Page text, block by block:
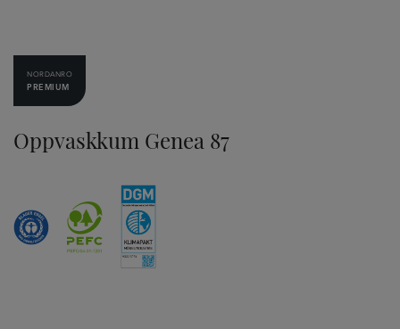
Oppvaskkum Genea 87
NORDANRO
PREMIUM